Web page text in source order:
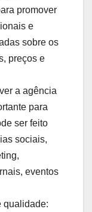
promover
e
sobre os
preços e
a agência
para
ser feito
sociais,
eventos
qualidade: